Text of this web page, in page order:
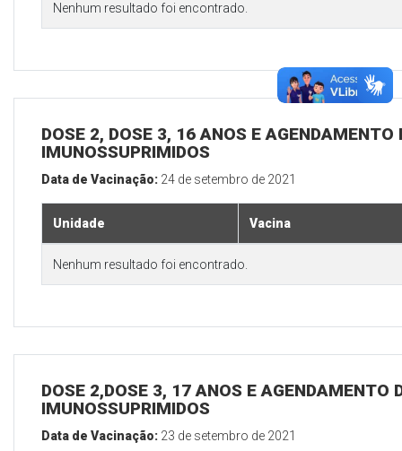
Nenhum resultado foi encontrado.
DOSE 2, DOSE 3, 16 ANOS E
IMUNOSSUPRIMIDOS
Data de Vacinação: 24 de setembro de 2021
Unidade Vacina
Nenhum resultado foi encontrado.
DOSE 2,DOSE 3, 17 ANOS E AGENDAMENTO
IMUNOSSUPRIMIDOS
Data de Vacinação: 23 de setembro de 2021